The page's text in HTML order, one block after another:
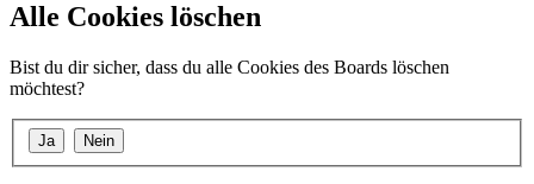
Alle Cookies löschen
Bist du dir sicher, dass du alle Cookies des Boards löschen
möchtest?